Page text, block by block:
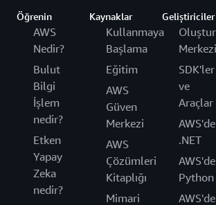
Öğrenin
AWS
Nedir?
Bulut
Bilgi
İşlem
nedir?
Etken
Yapay
Zeka
nedir?
Kaynaklar
Kullanmaya
Başlama
Eğitim
AWS
Güven
Merkezi
AWS
Çözümleri
Kitaplığı
Mimari
Geliştiriciler
Merkezi
SDK'ler
ve
Araçlar
AWS'de
.NET
AWS'de
Python
AWS'de